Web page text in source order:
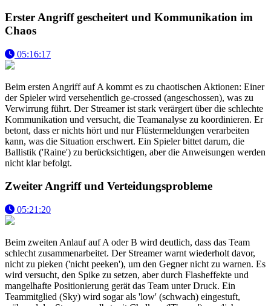
Erster Angriff gescheitert und Kommunikation im
Chaos
05:16:17
Beim ersten Angriff auf A kommt es zu chaotischen Aktionen: Einer
der Spieler wird versehentlich ge-crossed (angeschossen), was zu
Verwirrung führt. Der Streamer ist stark verärgert über die schlechte
Kommunikation und versucht, die Teamanalyse zu koordinieren. Er
betont, dass er nichts hört und nur Flüstermeldungen verarbeiten
kann, was die Situation erschwert. Ein Spieler bittet darum, die
Ballistik ('Raine') zu berücksichtigen, aber die Anweisungen werden
nicht klar befolgt.
Zweiter Angriff und Verteidungsprobleme
05:21:20
Beim zweiten Anlauf auf A oder B wird deutlich, dass das Team
schlecht zusammenarbeitet. Der Streamer warnt wiederholt davor,
nicht zu pieken ('nicht peeken'), um den Gegner nicht zu warnen. Es
wird versucht, den Spike zu setzen, aber durch Flasheffekte und
mangelhafte Positionierung gerät das Team unter Druck. Ein
Teammitglied (Sky) wird sogar als 'low' (schwach) eingestuft,